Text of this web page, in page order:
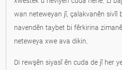
wan neteweyan jî, çalakvanên sivîl
navendên taybet bi fêrkirina
neteweya xwe ava dikin.
Di rewşên siyasî ên cuda de jî her